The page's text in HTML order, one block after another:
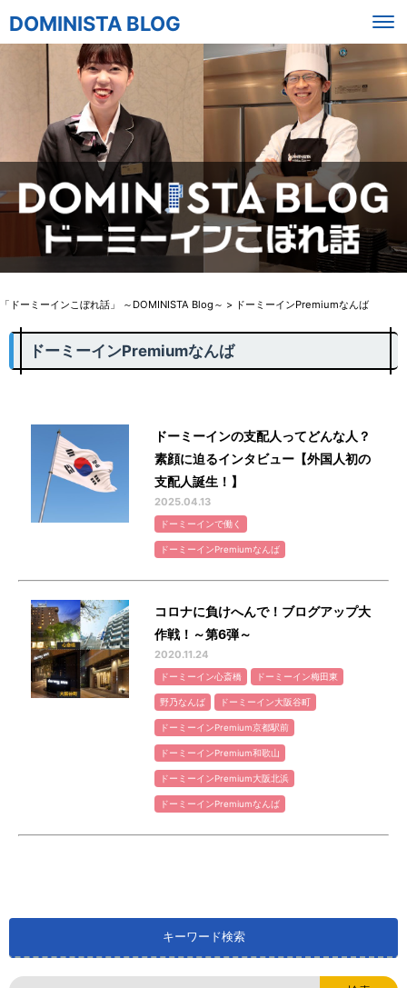
DOMINISTA BLOG
「ドーミーインこぼれ話」 ～DOMINISTA Blog～ > ドーミーインPremiumなんば
ドーミーインPremiumなんば
ドーミーインの支配人ってどんな人？
素顔に迫るインタビュー【外国人初の
支配人誕生！】
2025.04.13
ドーミーインで働く
ドーミーインPremiumなんば
コロナに負けへんで！ブログアップ大
作戦！～第6弾～
2020.11.24
ドーミーイン心斎橋 ドーミーイン梅田東
野乃なんば ドーミーイン大阪谷町
ドーミーインPremium京都駅前
ドーミーインPremium和歌山
ドーミーインPremium大阪北浜
ドーミーインPremiumなんば
キーワード検索